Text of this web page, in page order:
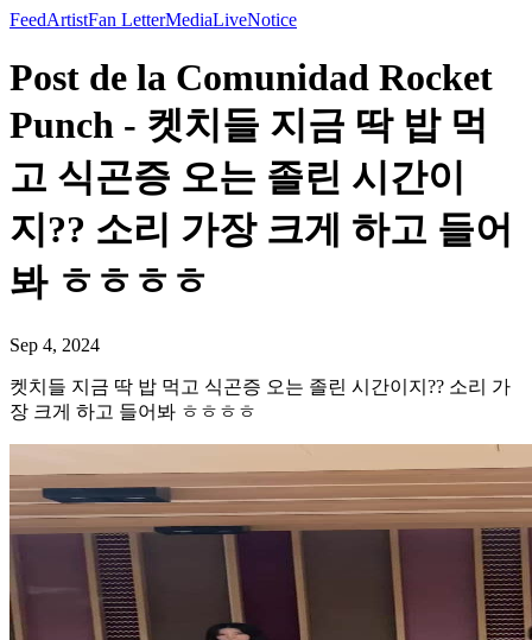
FeedArtistFan LetterMediaLiveNotice
Post de la Comunidad Rocket
Punch - 켓치들 지금 딱 밥 먹
고 식곤증 오는 졸린 시간이
지?? 소리 가장 크게 하고 들어
봐 ㅎㅎㅎㅎ
Sep 4, 2024
켓치들 지금 딱 밥 먹고 식곤증 오는 졸린 시간이지?? 소리 가
장 크게 하고 들어봐 ㅎㅎㅎㅎ